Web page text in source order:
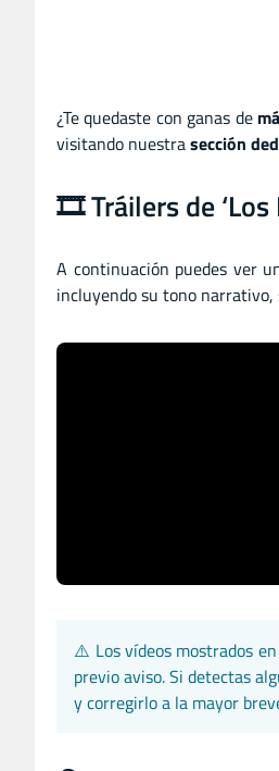
¿Te quedaste con ganas de
visitando nuestrasección
🎞️ Tráilers de ‘Los
A continuación puedes ver
incluyendo su tono narrativo,
⚠️ Los vídeos mostrados
previo aviso. Si detectas
y corregirlo a la mayor